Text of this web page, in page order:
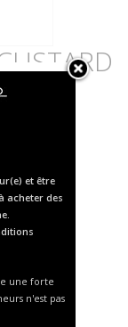
et être
acheter des
une forte
n'est pas